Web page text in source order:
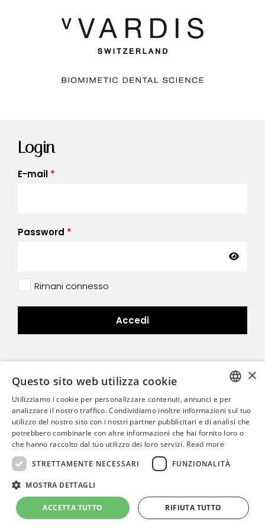
Termini e condizioniInformativa sulla privacyFAQ
ENGLISH
ITALIAN
POLISH
×
Questo sito web utilizza cookie
Utilizziamo i cookie per personalizzare contenuti, annunci e per
analizzare il nostro traffico. Condividiamo inoltre informazioni sul tuo
utilizzo del nostro sito con i nostri partner pubblicitari e di analisi che
potrebbero combinarle con altre informazioni che hai fornito loro o
che hanno raccolto dal tuo utilizzo dei loro servizi. Read more
STRETTAMENTE NECESSARI
FUNZIONALITÀ
MOSTRA DETTAGLI
ACCETTA TUTTO RIFIUTA TUTTO